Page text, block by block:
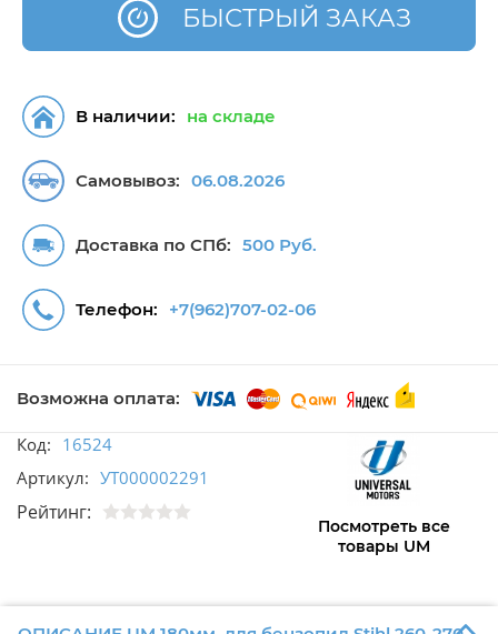
БЫСТРЫЙ ЗАКАЗ
Самовывоз: 06.08.2026
Доставка по СПб: 500 Руб.
В наличии: на складе
Телефон: +7(962)707-02-06
Возможна оплата:
Код: 16524
Артикул: УТ000002291
Рейтинг:
Посмотреть все
товары UM